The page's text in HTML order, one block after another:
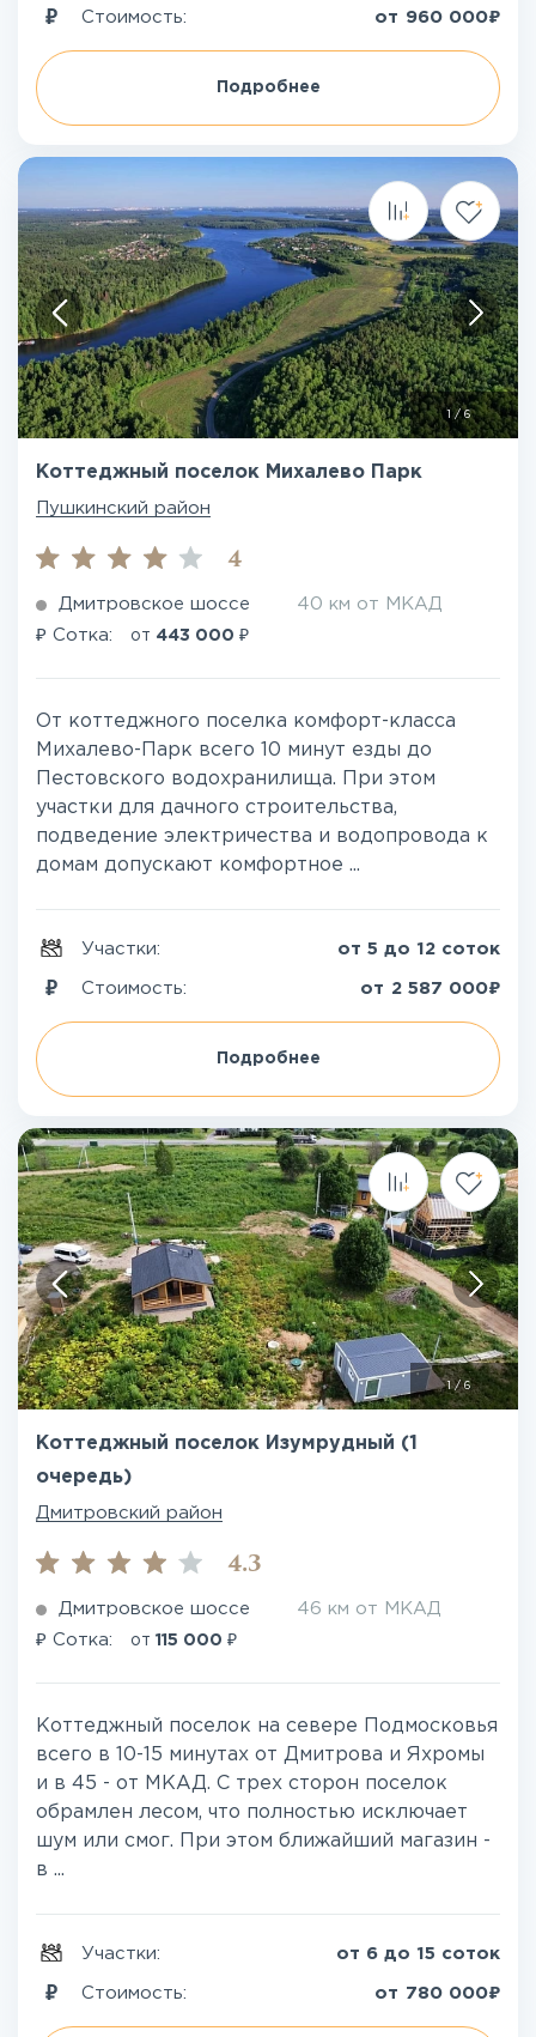
Стоимость: от 960 000₽
Подробнее
/ 6
Коттеджный поселок Михалево Парк
Пушкинский район
4
Дмитровское шоссе 40 км от МКАД
₽ Сотка: от 443 000 ₽
От коттеджного поселка комфорт-класса
Михалево-Парк всего 10 минут езды до
Пестовского водохранилища. При этом
участки для дачного строительства,
подведение электричества и водопровода к
домам допускают комфортное ...
Участки: от 5 до 12 соток
Стоимость: от 2 587 000₽
Подробнее
1/6
Коттеджный поселок Изумрудный (1
очередь)
Дмитровский район
4.3
Дмитровское шоссе 46 км от МКАД
₽ Сотка: от 115 000 ₽
Коттеджный поселок на севере Подмосковья
всего в 10-15 минутах от Дмитрова и Яхромы
и в 45 - от МКАД. С трех сторон поселок
обрамлен лесом, что полностью исключает
шум или смог. При этом ближайший магазин -
в ...
Участки: от 6 до 15 соток
Стоимость: от 780 000₽